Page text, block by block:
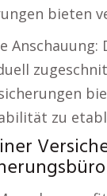
bieten
zu